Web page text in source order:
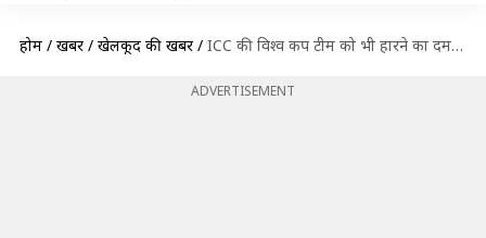
होम / खबरें / खेलकूद की खबरें / ICC की विश्व कप टीम को भी हारने का दम रखती है यह बेस्ट इलेवन
ADVERTISEMENT